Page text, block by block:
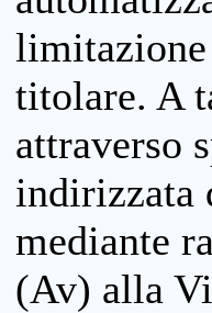
titolare. A
attraverso
indirizzata
mediante
(Av) alla